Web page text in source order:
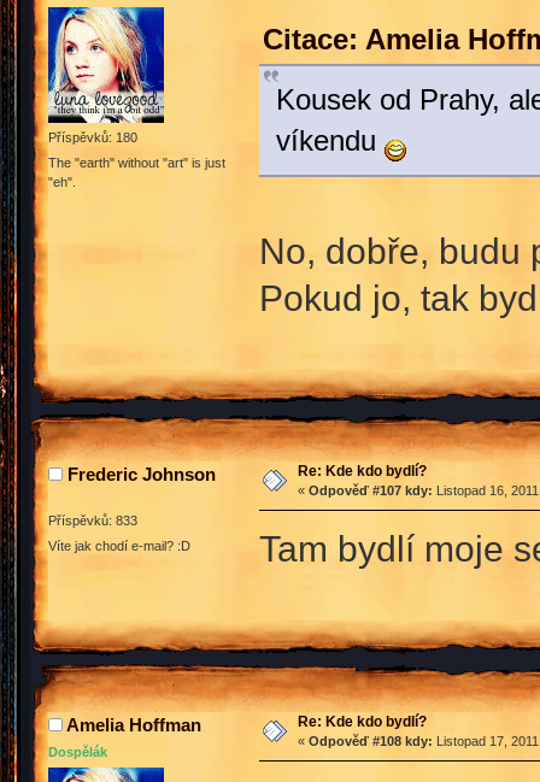
Příspěvků: 180
The "earth" without "art" is just
"eh".
Citace: Amelia
Kousek od Prahy,
víkendu
No, dobře, budu
Pokud jo, tak
Frederic Johnson
Příspěvků: 833
Víte jak chodí e-mail? :D
Re: Kde kdo bydlí?
« Odpověď #107 kdy: Listopad 16,
Tam bydlí moje
Amelia Hoffman
Dospělák
Re: Kde kdo bydlí?
« Odpověď #108 kdy: Listopad 17,